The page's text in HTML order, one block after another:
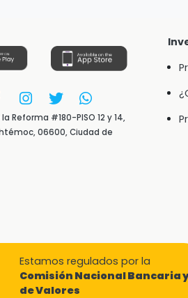
Reforma #180-PISO 12 y 14,
06600, Ciudad de
Estamos regulados por la
Comisión Nacional Bancaria
de Valores